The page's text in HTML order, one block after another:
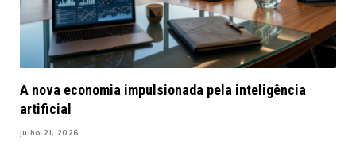
A nova economia impulsionada pela inteligência
artificial
julho 21, 2026